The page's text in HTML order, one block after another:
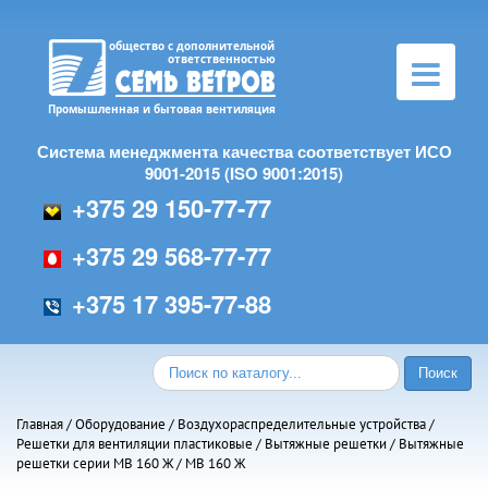
Система менеджмента качества соответствует ИСО
9001-2015 (ISO 9001:2015)
+375 29 150-77-77
+375 29 568-77-77
+375 17 395-77-88
Главная/Оборудование / Воздухораспределительные устройства/
Решетки для вентиляции пластиковые / Вытяжные решетки/ Вытяжные
решетки серии МВ 160 Ж/ МВ 160 Ж